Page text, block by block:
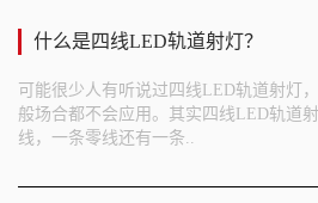
什么是四线LED轨道射灯？
可能很少人有听说过四线LED轨道射灯
般场合都不会应用。其实四线LED轨道
线，一条零线还有一条..